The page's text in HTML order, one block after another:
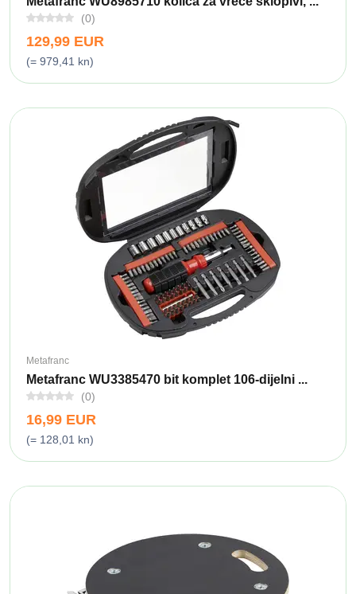
(0)
129,99 EUR
(= 979,41 kn)
Metafranc
Metafranc WU3385470 bit komplet 106-dijelni ...
(0)
16,99 EUR
(= 128,01 kn)